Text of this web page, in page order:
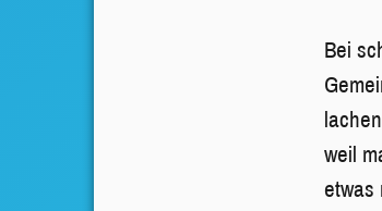
Bei
weil
etwas